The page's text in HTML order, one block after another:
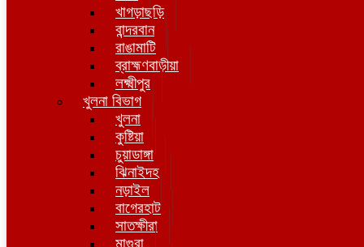
খাগড়াছড়ি
বান্দরবান
রাঙামাটি
ব্রাহ্মণবাড়ীয়া
লক্ষ্মীপুর
খুলনা বিভাগ
খুলনা
কুষ্টিয়া
চুয়াডাঙ্গা
ঝিনাইদহ
নড়াইল
বাগেরহাট
সাতক্ষীরা
মাগুরা